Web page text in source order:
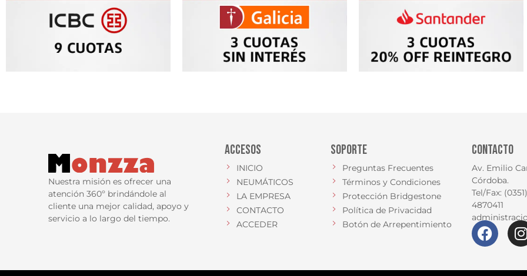
Nuestra misión es ofrecer una
atención 360º brindándole al
cliente una mejor calidad, apoyo y
servicio a lo largo del tiempo.
ACCESOS
INICIO
NEUMÁTICOS
LA EMPRESA
CONTACTO
ACCEDER
SOPORTE
Preguntas Frecuentes
Términos y Condiciones
Protección Bridgestone
Política de Privacidad
Botón de Arrepentimiento
CONTACTO
Av. Emilio
Córdoba.
Tel/Fax:
4870411